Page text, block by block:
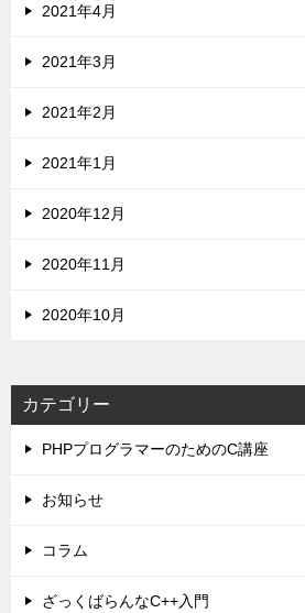
2021年4月
2021年3月
2021年2月
2021年1月
2020年12月
2020年11月
2020年10月
カテゴリー
PHPプログラマーのためのC講座
お知らせ
コラム
ざっくばらんなC++入門